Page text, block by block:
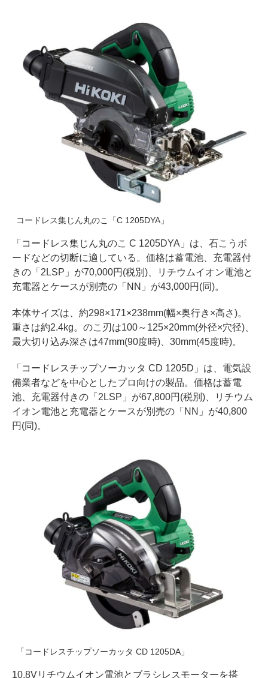
コードレス集じん丸のこ「C 1205DYA」
「コードレス集じん丸のこ C 1205DYA」は、石こうボ
ードなどの切断に適している。価格は蓄電池、充電器付
きの「2LSP」が70,000円(税別)、リチウムイオン電池と
充電器とケースが別売の「NN」が43,000円(同)。
本体サイズは、約298×171×238mm(幅×奥行き×高さ)。
重さは約2.4kg。のこ刃は100～125×20mm(外径×穴径)、
最大切り込み深さは47mm(90度時)、30mm(45度時)。
「コードレスチップソーカッタ CD 1205D」は、電気設
備業者などを中心としたプロ向けの製品。価格は蓄電
池、充電器付きの「2LSP」が67,800円(税別)、リチウム
イオン電池と充電器とケースが別売の「NN」が40,800
円(同)。
「コードレスチップソーカッタ CD 1205DA」
10.8Vリチウムイオン電池とブラシレスモーターを搭